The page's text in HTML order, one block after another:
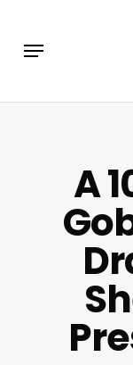
main
Menu
A